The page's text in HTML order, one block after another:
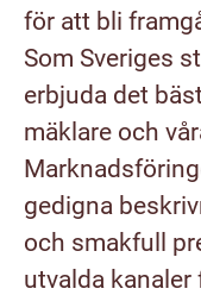
för att bli
Som Sveriges
erbjuda det
mäklare och
gedigna
och smakfull
utvalda